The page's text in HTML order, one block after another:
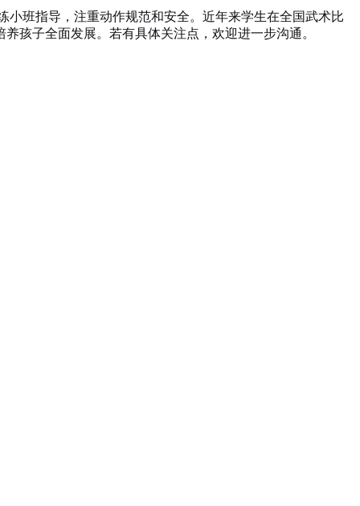
班指导，注重动作规范和安全。近年来学生在全国武术比
孩子全面发展。若有具体关注点，欢迎进一步沟通。